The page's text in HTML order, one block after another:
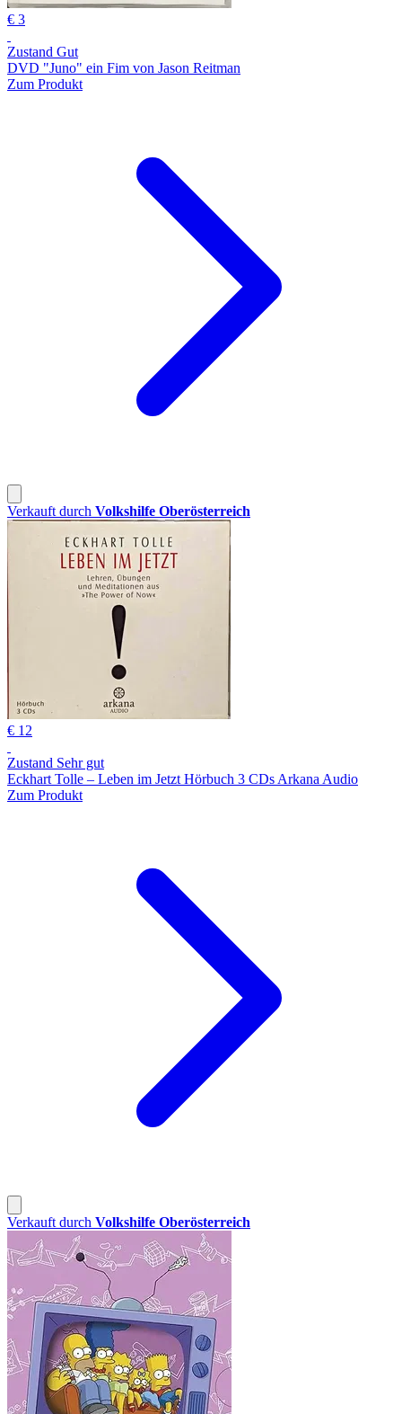
€ 3
Zustand Gut
DVD "Juno" ein Fim von Jason Reitman
Zum Produkt
Verkauft durch Volkshilfe Oberösterreich
€ 12
Zustand Sehr gut
Eckhart Tolle – Leben im Jetzt Hörbuch 3 CDs Arkana Audio
Zum Produkt
Verkauft durch Volkshilfe Oberösterreich